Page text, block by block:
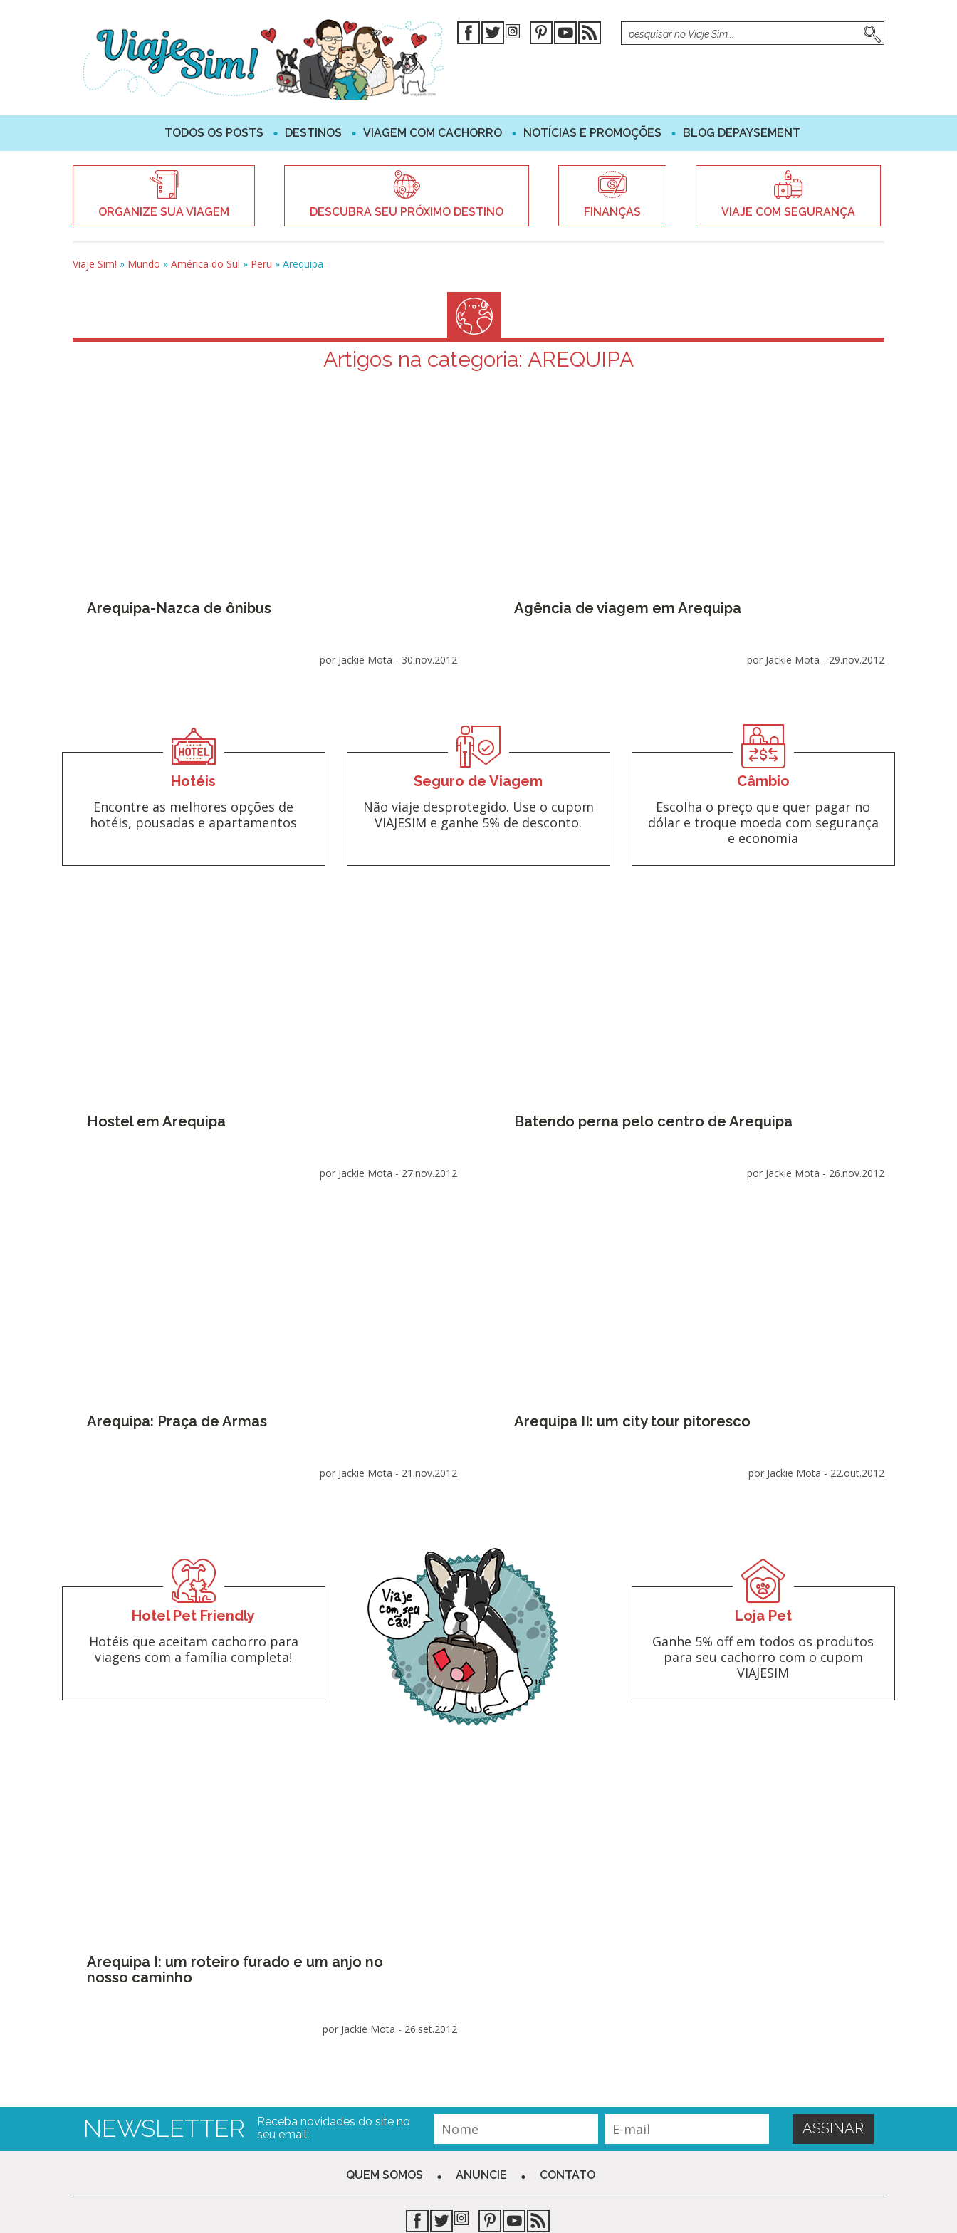
TODOS OS POSTS DESTINOS VIAGEM COM CACHORRO NOTÍCIAS E PROMOÇÕES BLOG DEPAYSEMENT
ORGANIZE SUA VIAGEM DESCUBRA SEU PRÓXIMO DESTINO FINANÇAS VIAJE COM SEGURANÇA
Viaje Sim! » Mundo » América do Sul » Peru » Arequipa
Artigos na categoria: AREQUIPA
Arequipa-Nazca de ônibus
por Jackie Mota - 30.nov.2012
Agência de viagem em Arequipa
por Jackie Mota - 29.nov.2012
Hotéis
Encontre as melhores opções de
hotéis, pousadas e apartamentos
Seguro de Viagem
Não viaje desprotegido. Use o cupom
VIAJESIM e ganhe 5% de desconto.
Câmbio
Escolha o preço que quer pagar no
dólar e troque moeda com segurança
e economia
Hostel em Arequipa
por Jackie Mota - 27.nov.2012
Batendo perna pelo centro de Arequipa
por Jackie Mota - 26.nov.2012
Arequipa: Praça de Armas
por Jackie Mota - 21.nov.2012
Arequipa II: um city tour pitoresco
por Jackie Mota - 22.out.2012
Hotel Pet Friendly
Hotéis que aceitam cachorro para
viagens com a família completa!
Loja Pet
Ganhe 5% off em todos os produtos
para seu cachorro com o cupom
VIAJESIM
Arequipa I: um roteiro furado e um anjo no
nosso caminho
por Jackie Mota - 26.set.2012
NEWSLETTER
Receba novidades do site no
seu email:
QUEM SOMOS ANUNCIE CONTATO